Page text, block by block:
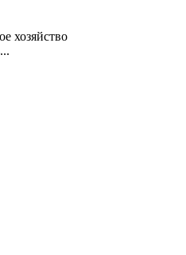
хозяйство